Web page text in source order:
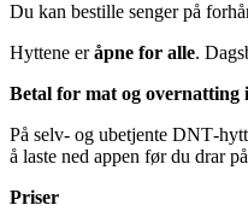
Du kan bestille senger på
Hyttene eråpne for alle.
Betal for mat og overnatting
På selv- og ubetjente
å laste ned appen før du drar
Priser